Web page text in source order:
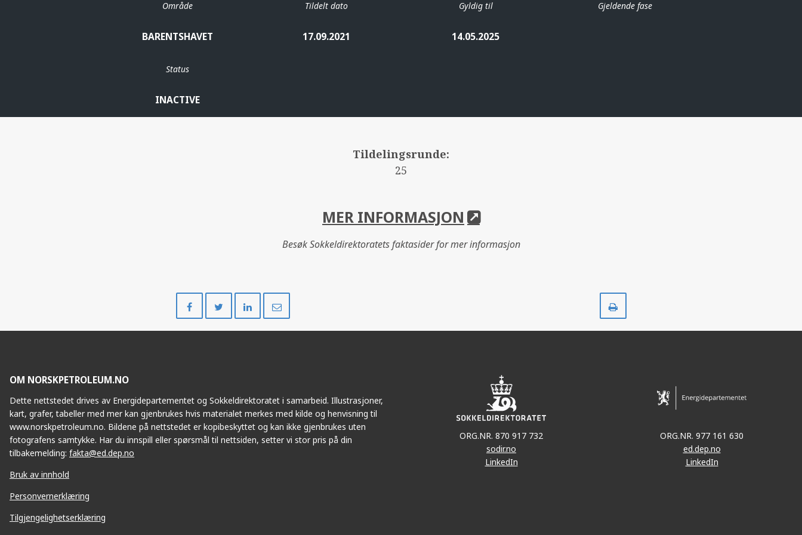
Område
BARENTSHAVET
Tildelt dato
17.09.2021
Gyldig til
14.05.2025
Gjeldende fase
Status
INACTIVE
Tildelingsrunde:
25
MER INFORMASJON
Besøk Sokkeldirektoratets faktasider for mer informasjon
på
på
på
OM NORSKPETROLEUM.NO
Dette nettstedet drives av Energidepartementet og Sokkeldirektoratet i samarbeid. Illustrasjoner,
kart, grafer, tabeller med mer kan gjenbrukes hvis materialet merkes med kilde og henvisning til
www.norskpetroleum.no. Bildene på nettstedet er kopibeskyttet og kan ikke gjenbrukes uten
fotografens samtykke. Har du innspill eller spørsmål til nettsiden, setter vi stor pris på din
tilbakemelding: fakta@ed.dep.no
Bruk av innhold
Personvernerklæring
Tilgjengelighetserklæring
ORG.NR. 870 917 732
sodir.no
LinkedIn
ORG.NR. 977 161 630
ed.dep.no
LinkedIn